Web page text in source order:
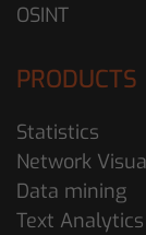
OSINT
PRODUCTS
Statistics
Network
Data mining
Text Analytics